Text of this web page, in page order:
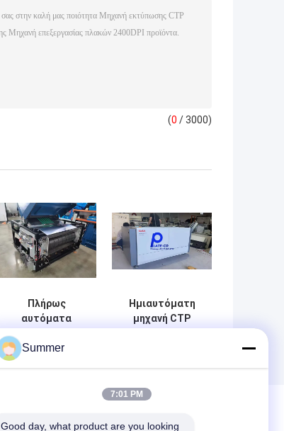
(0 / 3000)
Πλήρως
αυτόματα
συστήματα
μηχανών CTP
υπολογιστή
Ημιαυτόματη
μηχανή CTP
Summer
7:01 PM
Good day, what product are you looking